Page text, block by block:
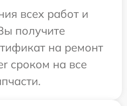
всех работ и
получите
на ремонт
сроком на все